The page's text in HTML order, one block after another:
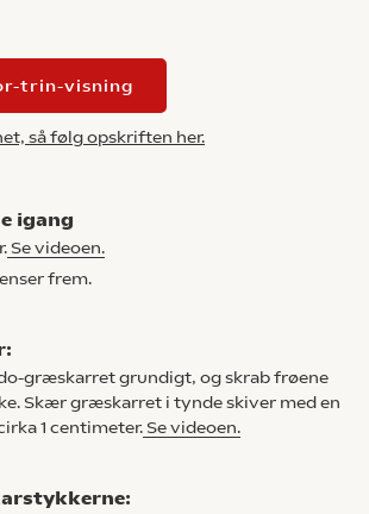
trin-visning
så følg opskriften her.
igang
Se videoen.
frem.
græskarret grundigt, og skrab frøene
Skær græskarret i tynde skiver med en
1 centimeter. Se videoen.